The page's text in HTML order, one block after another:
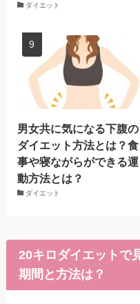
ダイエット
男女共に気になる下腹の
ダイエット方法とは？食
事や寝ながらができる運
動方法とは？
ダイエット
20キロダイエットで
期間と方法は？